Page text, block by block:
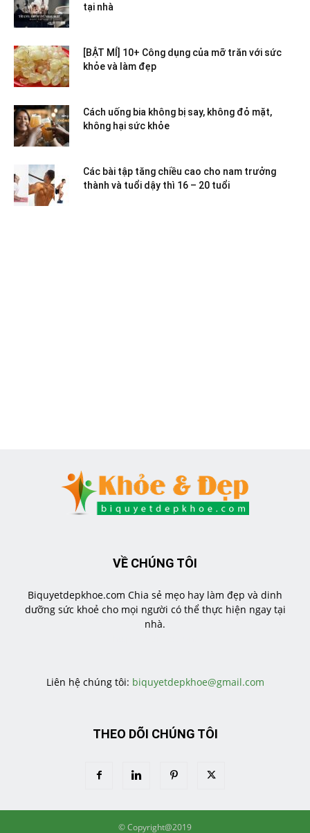
tại nhà
[BẬT MÍ] 10+ Công dụng của mỡ trăn với sức
khỏe và làm đẹp
Cách uống bia không bị say, không đỏ mặt,
không hại sức khỏe
Các bài tập tăng chiều cao cho nam trưởng
thành và tuổi dậy thì 16 – 20 tuổi
VỀ CHÚNG TÔI
Biquyetdepkhoe.com Chia sẻ mẹo hay làm đẹp và dinh
dưỡng sức khoẻ cho mọi người có thể thực hiện ngay tại
nhà.
Liên hệ chúng tôi: biquyetdepkhoe@gmail.com
THEO DÕI CHÚNG TÔI
© Copyright@2019